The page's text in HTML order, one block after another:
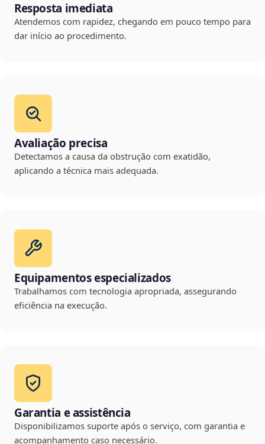
Resposta imediata
Atendemos com rapidez, chegando em pouco tempo para
dar início ao procedimento.
Avaliação precisa
Detectamos a causa da obstrução com exatidão,
aplicando a técnica mais adequada.
Equipamentos especializados
Trabalhamos com tecnologia apropriada, assegurando
eficiência na execução.
Garantia e assistência
Disponibilizamos suporte após o serviço, com garantia e
acompanhamento caso necessário.